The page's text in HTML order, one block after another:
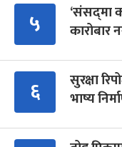
५
‘संसद्‍मा
कारोबार
६
सुरक्षा
भाष्य